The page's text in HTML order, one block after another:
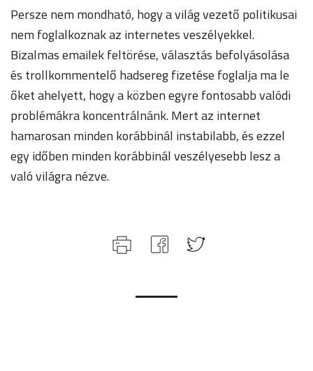
Persze nem mondható, hogy a világ vezető politikusai
nem foglalkoznak az internetes veszélyekkel.
Bizalmas emailek feltörése, választás befolyásolása
és trollkommentelő hadsereg fizetése foglalja ma le
őket ahelyett, hogy a közben egyre fontosabb valódi
problémákra koncentrálnánk. Mert az internet
hamarosan minden korábbinál instabilabb, és ezzel
egy időben minden korábbinál veszélyesebb lesz a
való világra nézve.